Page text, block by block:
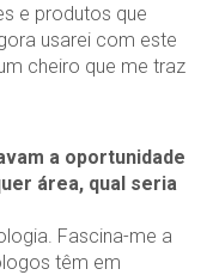
e produtos que
usarei com este
cheiro que me traz
a oportunidade
área, qual seria
Fascina-me a
têm em